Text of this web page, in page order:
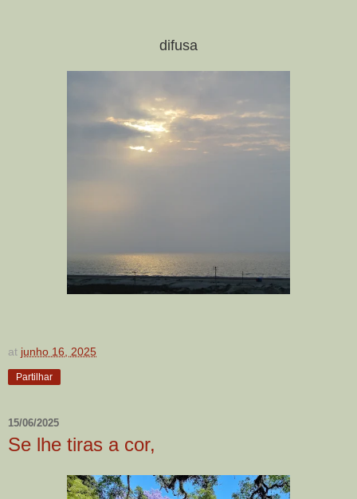
difusa
at junho 16, 2025
Partilhar
15/06/2025
Se lhe tiras a cor,